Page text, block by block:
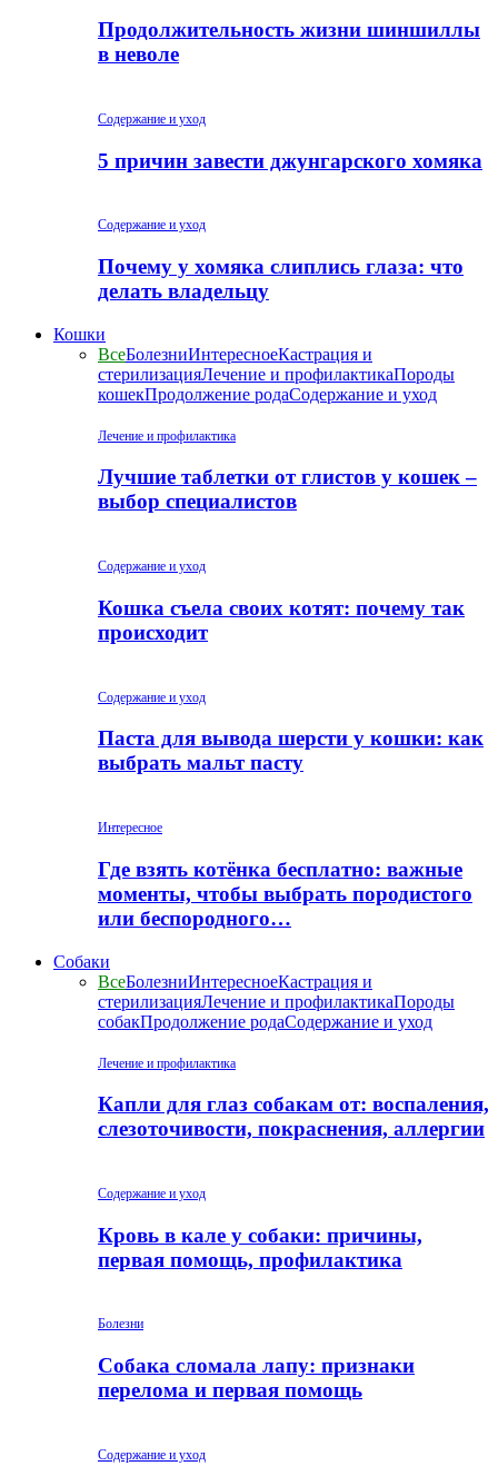
Продолжительность жизни шиншиллы
в неволе
Содержание и уход
5 причин завести джунгарского хомяка
Содержание и уход
Почему у хомяка слиплись глаза: что
делать владельцу
Кошки
ВсеБолезниИнтересноеКастрация и
стерилизацияЛечение и профилактикаПороды
кошекПродолжение родаСодержание и уход
Лечение и профилактика
Лучшие таблетки от глистов у кошек –
выбор специалистов
Содержание и уход
Кошка съела своих котят: почему так
происходит
Содержание и уход
Паста для вывода шерсти у кошки: как
выбрать мальт пасту
Интересное
Где взять котёнка бесплатно: важные
моменты, чтобы выбрать породистого
или беспородного…
Собаки
ВсеБолезниИнтересноеКастрация и
стерилизацияЛечение и профилактикаПороды
собакПродолжение родаСодержание и уход
Лечение и профилактика
Капли для глаз собакам от: воспаления,
слезоточивости, покраснения, аллергии
Содержание и уход
Кровь в кале у собаки: причины,
первая помощь, профилактика
Болезни
Собака сломала лапу: признаки
перелома и первая помощь
Содержание и уход